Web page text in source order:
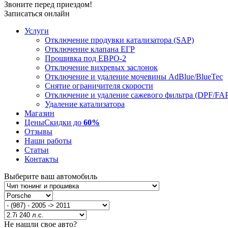
Звоните перед приездом!
Записаться онлайн
Услуги
Отключение продувки катализатора (SAP)
Отключение клапана ЕГР
Прошивка под ЕВРО-2
Отключение вихревых заслонок
Отключение и удаление мочевины AdBlue/BlueTec
Снятие ограничителя скорости
Отключение и удаление сажевого фильтра (DPF/
Удаление катализатора
Магазин
ЦеныСкидки до 60%
Отзывы
Наши работы
Статьи
Контакты
Выберите ваш автомобиль
Не нашли свое авто?